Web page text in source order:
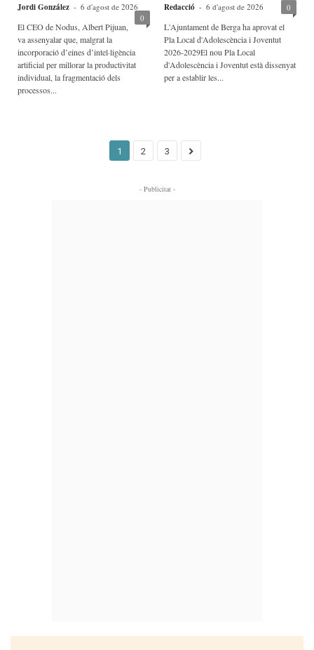
Jordi González - 6 d'agost de 2026
0
El CEO de Nodus, Albert Pijuan,
va assenyalar que, malgrat la
incorporació d’eines d’intel·ligència
artificial per millorar la productivitat
individual, la fragmentació dels
processos...
Redacció - 6 d'agost de 2026 0
L'Ajuntament de Berga ha aprovat el
Pla Local d'Adolescència i Joventut
2026-2029El nou Pla Local
d'Adolescència i Joventut està dissenyat
per a establir les...
1 2 3
- Publicitat -